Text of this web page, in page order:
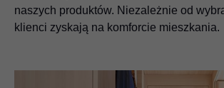
naszych produktów. Niezależnie od
klienci zyskają na komforcie mieszkania.